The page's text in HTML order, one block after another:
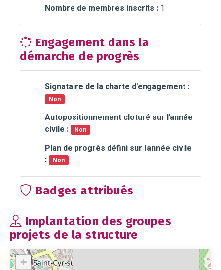
Nombre de membres inscrits : 1
Engagement dans la
démarche de progrès
Signataire de la charte d'engagement :
Non
Autopositionnement cloturé sur l'année
civile :
Non
Plan de progrès défini sur l'année civile
:
Non
Badges attribués
Implantation des groupes
projets de la structure
+